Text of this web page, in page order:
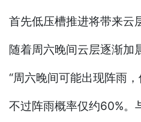
首先低压槽推进将带来云
随着周六晚间云层逐渐加
“周六晚间可能出现阵雨
不过阵雨概率仅约60%。